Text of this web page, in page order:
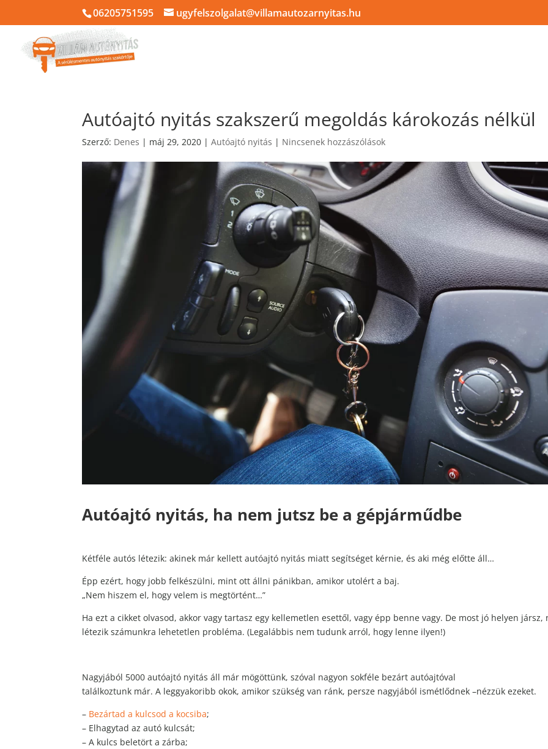
06205751595 ugyfelszolgalat@villamautozarnyitas.hu
Autóajtó nyitás szakszerű megoldás károkozás nélkül
Szerző: Denes | máj 29, 2020 |Autóajtó nyitás | Nincsenek hozzászólások
Autóajtó nyitás, ha nem jutsz be a gépjárműdbe
Kétféle autós létezik: akinek már kellett autóajtó nyitás miatt segítséget kérnie, és aki még előtte áll…
Épp ezért, hogy jobb felkészülni, mint ott állni pánikban, amikor utolért a baj.
„Nem hiszem el, hogy velem is megtörtént…”
Ha ezt a cikket olvasod, akkor vagy tartasz egy kellemetlen esettől, vagy épp benne vagy. De most jó helyen jársz,
létezik számunkra lehetetlen probléma. (Legalábbis nem tudunk arról, hogy lenne ilyen!)
Nagyjából 5000 autóajtó nyitás áll már mögöttünk, szóval nagyon sokféle bezárt autóajtóval
találkoztunk már. A leggyakoribb okok, amikor szükség van ránk, persze nagyjából ismétlődnek –nézzük ezeket.
– Bezártad a kulcsod a kocsiba;
– Elhagytad az autó kulcsát;
– A kulcs beletört a zárba;